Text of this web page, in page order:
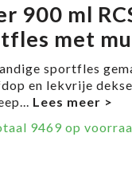
900 ml
met
sportfles
en lekvrije
...
9469 op